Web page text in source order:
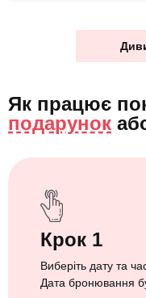
Як працює
подарунок
Крок 1
Виберіть дату та
Дата бронювання